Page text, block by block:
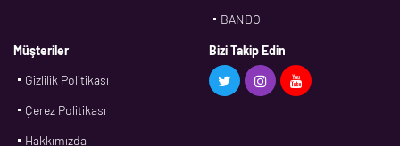
BANDO
BMS
CDF
Müşteriler
Gizlilik Politikası
Çerez Politikası
Hakkımızda
Bizi Takip Edin